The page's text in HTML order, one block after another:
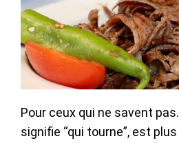
Pour ceux qui ne savent
signifie “qui tourne”, est